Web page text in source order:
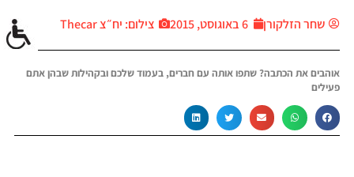
שחר הזלקורן 6 באוגוסט, 2015 צילום: יח״צ Thecar
אוהבים את הכתבה? שתפו אותה עם חברים, בעמוד שלכם ובקהילות שבהן אתם
פעילים